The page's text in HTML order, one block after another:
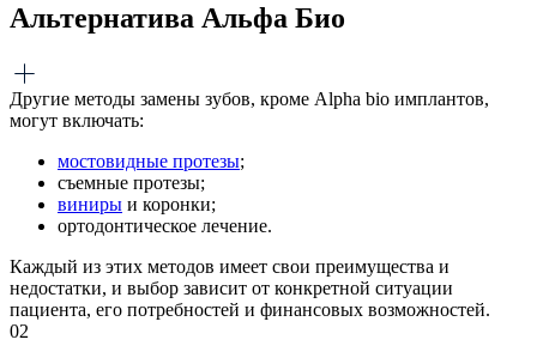
Альтернатива Альфа Био
Другие методы замены зубов, кроме Alpha bio имплантов,
могут включать:
мостовидные протезы;
съемные протезы;
виниры и коронки;
ортодонтическое лечение.
Каждый из этих методов имеет свои преимущества и
недостатки, и выбор зависит от конкретной ситуации
пациента, его потребностей и финансовых возможностей.
02